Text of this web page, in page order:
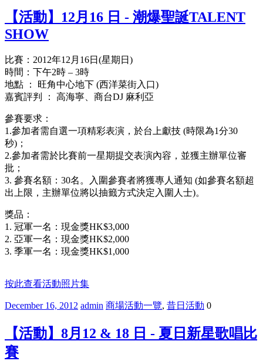
【活動】12月16 日 - 潮爆聖誕TALENT
SHOW
比賽： 2012年12 月 16日 (星期日 )
時間：下午2時 – 3時
地點 ： 旺角中心地下 (西洋菜街入口)
嘉賓評判 ： 高海寧、商台DJ 麻利亞
參賽要求：
1.參加者需自選一項精彩表演，於台上獻技 (時限為1分30
秒) ；
2.參加者需於比賽前一星期提交表演內容，並獲主辦單位審
批；
3. 參賽名額： 30名。入圍參賽者將獲專人通知 (如參賽名額超
出上限，主辦單位將以抽籤方式決定入圍人士)。
獎品：
1. 冠軍一名：現金獎HK$3,000
2. 亞軍一名：現金獎HK$2,000
3. 季軍一名：現金獎HK$1,000
按此查看活動照片集
December 16, 2012 admin 商場活動一覽, 昔日活動 0
【活動】8月12 & 18 日 - 夏日新星歌唱比
賽